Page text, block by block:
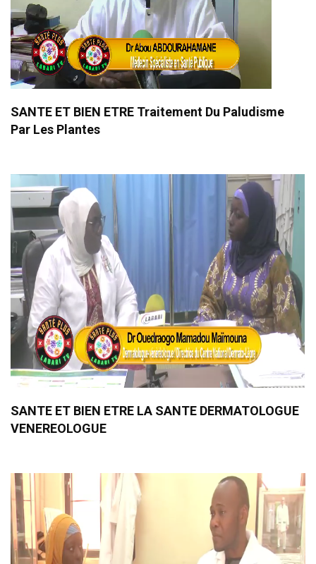
SANTE ET BIEN ETRE Traitement Du Paludisme
Par Les Plantes
SANTE ET BIEN ETRE LA SANTE DERMATOLOGUE
VENEREOLOGUE